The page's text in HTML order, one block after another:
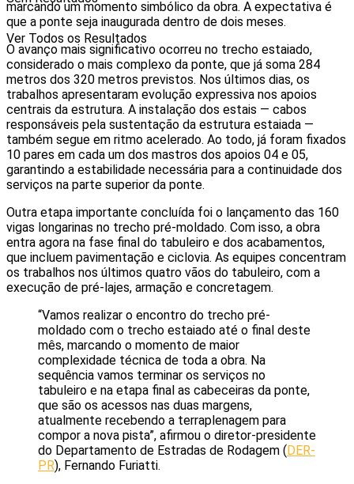
Ver Todos os Resultados
marcando um momento simbólico da obra. A expectativa é
que a ponte seja inaugurada dentro de dois meses.
O avanço mais significativo ocorreu no trecho estaiado,
considerado o mais complexo da ponte, que já soma 284
metros dos 320 metros previstos. Nos últimos dias, os
trabalhos apresentaram evolução expressiva nos apoios
centrais da estrutura. A instalação dos estais — cabos
responsáveis pela sustentação da estrutura estaiada —
também segue em ritmo acelerado. Ao todo, já foram fixados
10 pares em cada um dos mastros dos apoios 04 e 05,
garantindo a estabilidade necessária para a continuidade dos
serviços na parte superior da ponte.
Outra etapa importante concluída foi o lançamento das 160
vigas longarinas no trecho pré-moldado. Com isso, a obra
entra agora na fase final do tabuleiro e dos acabamentos,
que incluem pavimentação e ciclovia. As equipes concentram
os trabalhos nos últimos quatro vãos do tabuleiro, com a
execução de pré-lajes, armação e concretagem.
“Vamos realizar o encontro do trecho pré-
moldado com o trecho estaiado até o final deste
mês, marcando o momento de maior
complexidade técnica de toda a obra. Na
sequência vamos terminar os serviços no
tabuleiro e na etapa final as cabeceiras da ponte,
que são os acessos nas duas margens,
atualmente recebendo a terraplenagem para
compor a nova pista”, afirmou o diretor-presidente
do Departamento de Estradas de Rodagem (DER-
PR), Fernando Furiatti.